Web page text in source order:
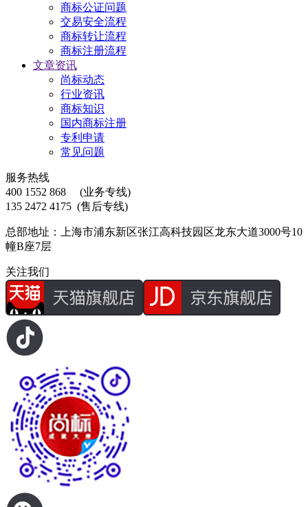
商标公证问题
交易安全流程
商标转让流程
商标注册流程
文章资讯
尚标动态
行业资讯
商标知识
国内商标注册
专利申请
常见问题
服务热线
400 1552 868
(业务专线)
135 2472 4175 (售后专线)
总部地址：上海市浦东新区张江高科技园区龙东大道3000号10
幢B座7层
关注我们